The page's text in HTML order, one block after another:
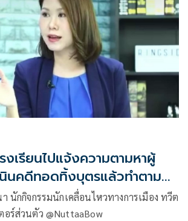
งเรียนไปแจ้งความตามหาผู้
นคดีทอดทิ้งบุตรแล้วทำตามขั้น
าย
นักกิจกรรมนักเคลื่อนไหวทางการเมือง ทวีต
ร์ส่วนตัว @NuttaaBow